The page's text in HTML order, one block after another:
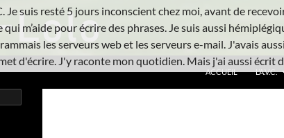
ACCUEIL L’A.V.C.
Je suis resté 5 jours inconscient chez moi, avant de
m’aide pour écrire des phrases. Je suis aussi
les serveurs web et les serveurs e-mail. J'avais
d'écrire. J'y raconte mon quotidien. Mais j'ai aussi écrit